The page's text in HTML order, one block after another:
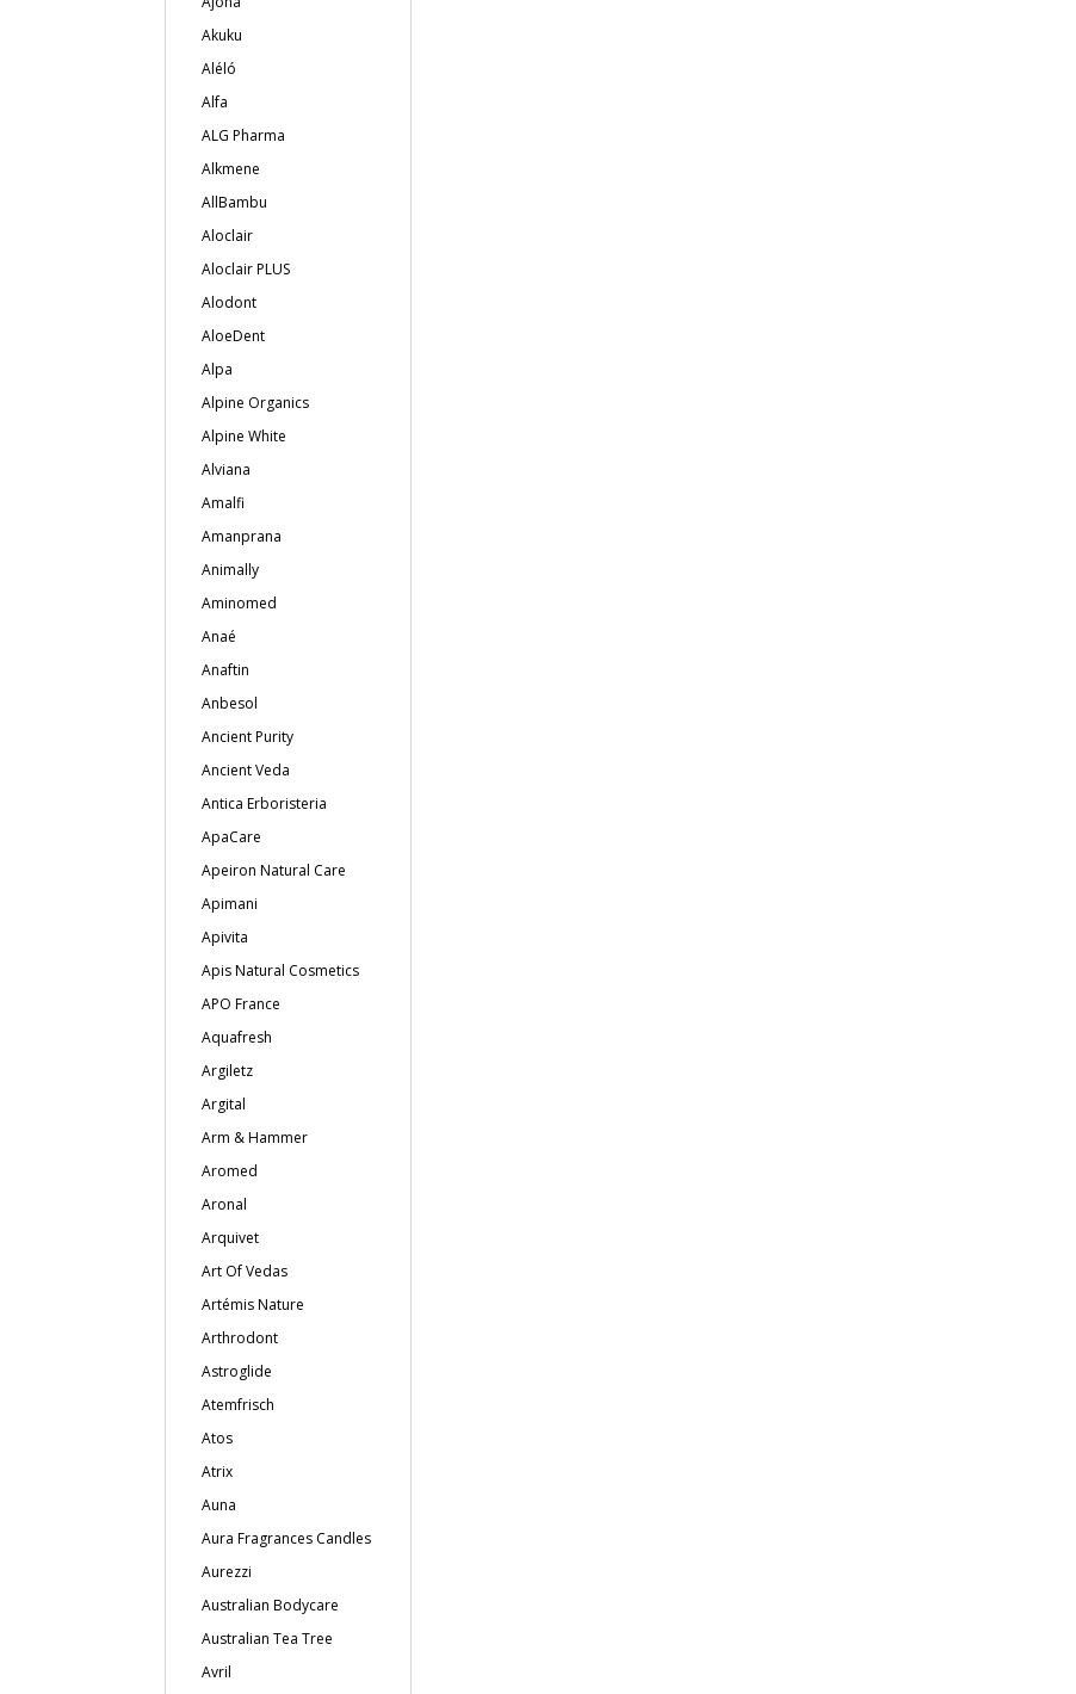
Akuku
Aléló
Alfa
ALG Pharma
Alkmene
AllBambu
Aloclair
Aloclair PLUS
Alodont
AloeDent
Alpa
Alpine Organics
Alpine White
Alviana
Amalfi
Amanprana
Animally
Aminomed
Anaé
Anaftin
Anbesol
Ancient Purity
Ancient Veda
Antica Erboristeria
ApaCare
Apeiron Natural Care
Apimani
Apivita
Apis Natural Cosmetics
APO France
Aquafresh
Argiletz
Argital
Arm & Hammer
Aromed
Aronal
Arquivet
Art Of Vedas
Artémis Nature
Arthrodont
Astroglide
Atemfrisch
Atos
Atrix
Auna
Aura Fragrances Candles
Aurezzi
Australian Bodycare
Australian Tea Tree
Avril